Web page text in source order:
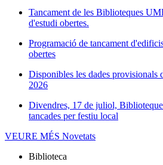
Tancament de les Biblioteques
d'estudi obertes.
Programació de tancament
obertes
Disponibles les dades provisionals
2026
Divendres, 17 de juliol,
tancades per festiu local
VEURE MÉS Novetats
Biblioteca